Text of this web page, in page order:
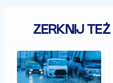
ZERKNIJ
Jak
zabezpieczyć
samochód